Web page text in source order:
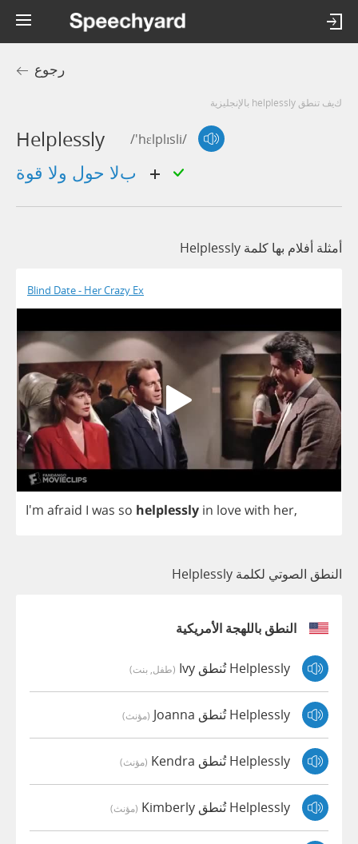
رجوع
كيف تنطق helplessly بالإنجليزية
Helplessly /'hɛlplɪsli/
أمثلة أفلام بها كلمة Helplessly
Blind Date - Her Crazy Ex
I'm afraid I was so helplessly in lovewith her,
النطق الصوتي لكلمة Helplessly
النطق باللهجة الأمريكية
Helplessly تُنطق Ivy (طفل, بنت)
Helplessly تُنطق Joanna (مؤنث)
Helplessly تُنطق Kendra (مؤنث)
Helplessly تُنطق Kimberly (مؤنث)